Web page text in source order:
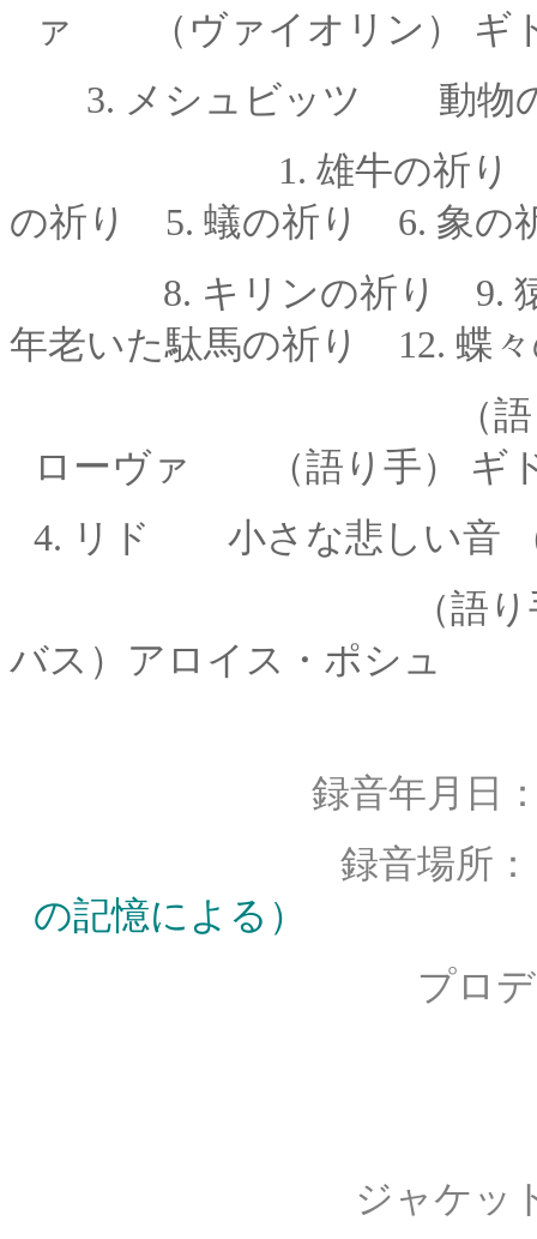
ァ
（ヴァイオリン） ギ
3. メシュビッツ 動物
1. 雄牛の祈
の祈り 5. 蟻の祈り 6. 象
8. キリンの祈り 9.
年老いた駄馬の祈り 12. 蝶
（語り手とピア
ローヴァ
（語り手） ギ
4. リド 小さな悲しい音
（語
バス）アロイス・ポシュ
録音年月日： 1985
録音場所
の記憶による）
プロデュー
ジャケッ